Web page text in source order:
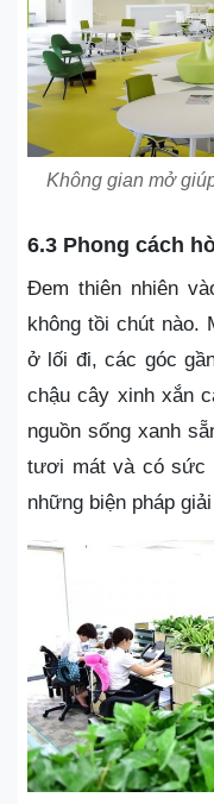
Không gian mở
6.3 Phong cách
Đem thiên nhiên
không tồi chút nào.
ở lối đi, các góc
chậu cây xinh xắn
nguồn sống xanh
tươi mát và có sức
những biện pháp